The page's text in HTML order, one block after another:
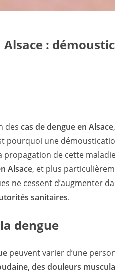
Alsace :
des cas de dengue en Alsace
pourquoi une
de cette
Alsace, et plus
ne cessent d’augmenter
sanitaires.
dengue
peuvent varier d’une
des douleurs